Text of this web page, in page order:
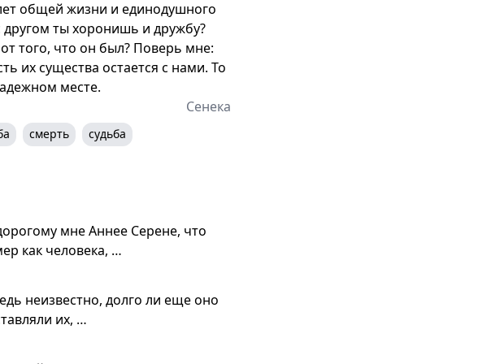
общей жизни и единодушного
другом ты хоронишь и дружбу?
того, что он был? Поверь мне:
их существа остается с нами. То
месте.
Сенека
смерть судьба
мне Аннее Серене, что
как человека, …
неизвестно, долго ли еще оно
их, …